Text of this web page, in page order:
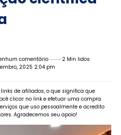
2025 2:04 pm
comentário 2 Min lidos
links de afiliados, o que significa que
clicar no link e efetuar uma compra.
que uso pessoalmente e acredito
Agradecemos seu apoio!